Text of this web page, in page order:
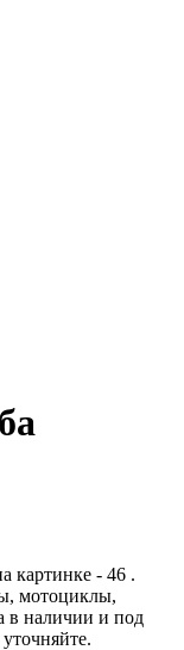
картинке - 46 .
мотоциклы,
в наличии и под